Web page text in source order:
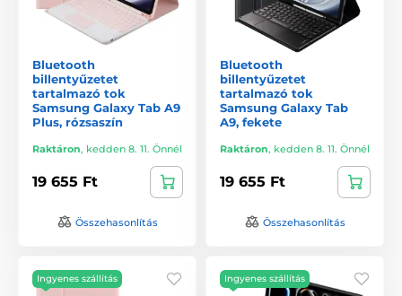
Bluetooth
billentyűzetet
tartalmazó tok
Samsung Galaxy Tab A9
Plus, rózsaszín
Raktáron, kedden 8. 11. Önnél
19 655 Ft
Összehasonlítás
Bluetooth
billentyűzetet
tartalmazó tok
Samsung Galaxy Tab
A9, fekete
Raktáron, kedden 8. 11. Önnél
19 655 Ft
Összehasonlítás
Ingyenes szállítás Ingyenes szállítás